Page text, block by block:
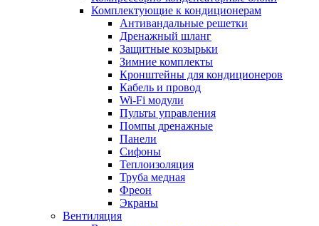
Комплектующие к кондиционерам
Антивандальные решетки
Дренажный шланг
Защитные козырьки
Зимние комплекты
Кронштейны для кондиционеров
Кабель и провод
Wi-Fi модули
Пульты управления
Помпы дренажные
Панели
Сифоны
Теплоизоляция
Труба медная
Фреон
Экраны
Вентиляция